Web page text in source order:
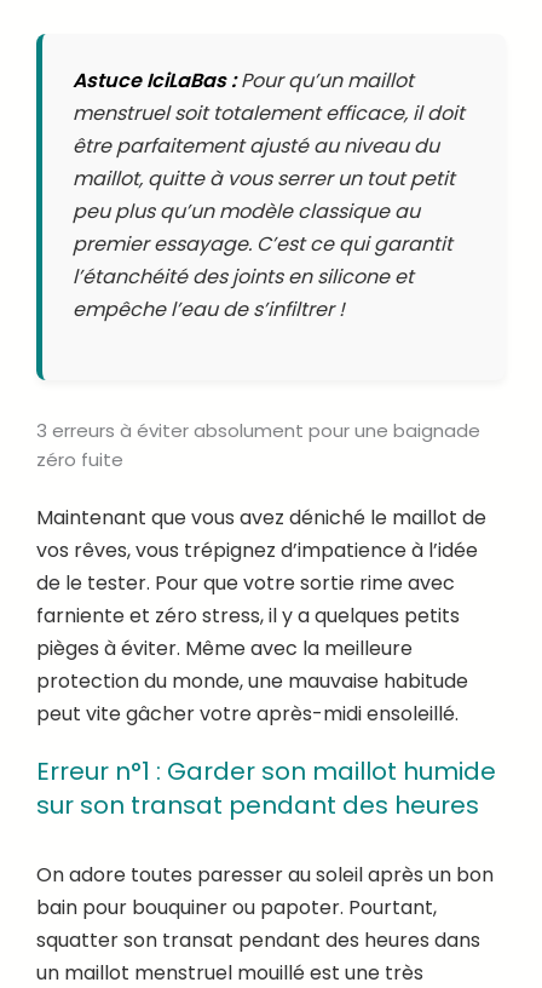
Astuce IciLaBas :Pour qu’un maillot
menstruel soit totalement efficace, il doit
être parfaitement ajusté au niveau du
maillot, quitte à vous serrer un tout petit
peu plus qu’un modèle classique au
premier essayage. C’est ce qui garantit
l’étanchéité des joints en silicone et
empêche l’eau de s’infiltrer !
3 erreurs à éviter absolument pour une baignade
zéro fuite
Maintenant que vous avez déniché le maillot de
vos rêves, vous trépignez d’impatience à l’idée
de le tester. Pour que votre sortie rime avec
farniente et zéro stress, il y a quelques petits
pièges à éviter. Même avec la meilleure
protection du monde, une mauvaise habitude
peut vite gâcher votre après-midi ensoleillé.
Erreur n°1 : Garder son maillot humide
sur son transat pendant des heures
On adore toutes paresser au soleil après un bon
bain pour bouquiner ou papoter. Pourtant,
squatter son transat pendant des heures dans
un maillot menstruel mouillé est une très